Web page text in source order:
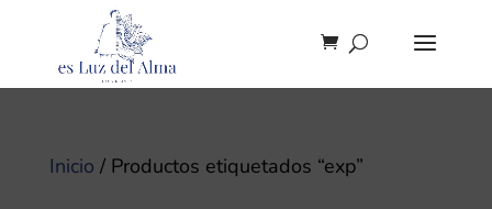
Inicio / Productos etiquetados “exp”